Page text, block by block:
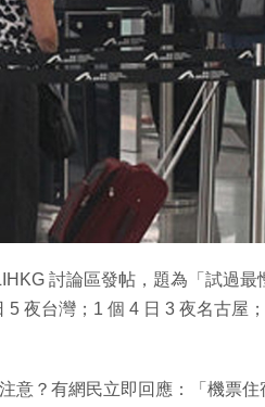
討論區發帖，題為「試過
5 夜台灣；1 個 4 日 3 夜名古屋
意？有網民立即回應：「機票